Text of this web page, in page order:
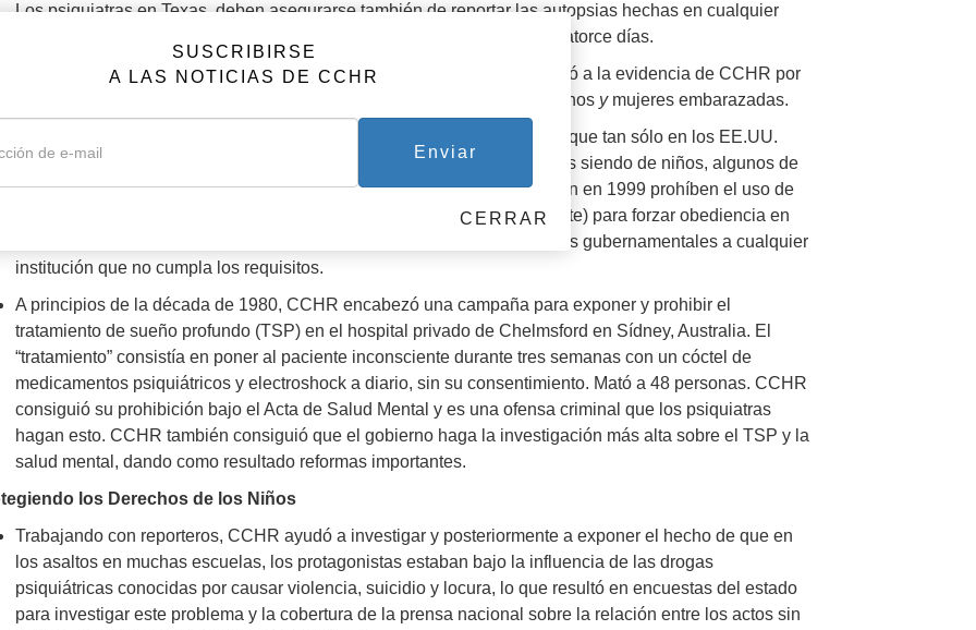
Los psiquiatras en Texas, deben asegurarse también de reportar las autopsias hechas en cualquier
muerte a causa de la administración del TEC dentro de los siguientes catorce días.
En Italia, la cuna del TEC, el parlamento regional de Piamonte respondió a la evidencia de CCHR por
unanimidad del voto para prohibir el uso de TEC en los niños, los ancianos ymujeres embarazadas.
En la década de 1990, CCHR ayudó a descubrir y exponer el hecho de que tan sólo en los EE.UU.
ocurren hasta 150 muertes cada año, con casi el diez por ciento de estas siendo de niños, algunos de
ellos de tan sólo seis años. Las regulaciones federales que se aprobaron en 1999 prohíben el uso de
reclusión e inmovilización físicas o químicas (drogas que alteran la mente) para forzar obediencia en
los pacientes, ordenó un “sistema de reporte nacional” y cortar los fondos gubernamentales a cualquier
institución que no cumpla los requisitos.
A principios de la década de 1980, CCHR encabezó una campaña para exponer y prohibir el
tratamiento de sueño profundo (TSP) en el hospital privado de Chelmsford en Sídney, Australia. El
“tratamiento” consistía en poner al paciente inconsciente durante tres semanas con un cóctel de
medicamentos psiquiátricos y electroshock a diario, sin su consentimiento. Mató a 48 personas. CCHR
consiguió su prohibición bajo el Acta de Salud Mental y es una ofensa criminal que los psiquiatras
hagan esto. CCHR también consiguió que el gobierno haga la investigación más alta sobre el TSP y la
salud mental, dando como resultado reformas importantes.
los Derechos de los Niños
Trabajando con reporteros, CCHR ayudó a investigar y posteriormente a exponer el hecho de que en
los asaltos en muchas escuelas, los protagonistas estaban bajo la influencia de las drogas
psiquiátricas conocidas por causar violencia, suicidio y locura, lo que resultó en encuestas del estado
para investigar este problema y la cobertura de la prensa nacional sobre la relación entre los actos sin
SUSCRIBIRSE
A LAS NOTICIAS DE CCHR
Enviar
CERRAR